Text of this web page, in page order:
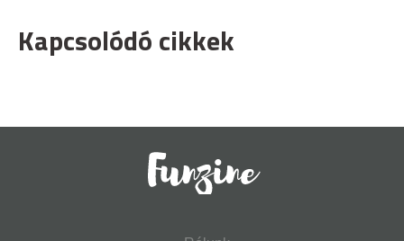
Kapcsolódó cikkek